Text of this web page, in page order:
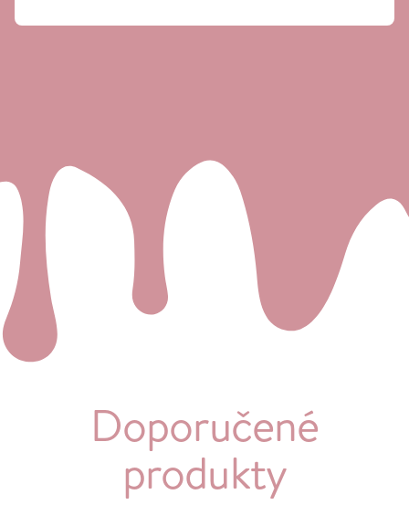
Doporučené
produkty